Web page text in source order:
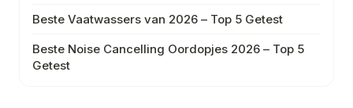
Beste Vaatwassers van 2026 – Top 5 Getest
Beste Noise Cancelling Oordopjes 2026 – Top 5
Getest